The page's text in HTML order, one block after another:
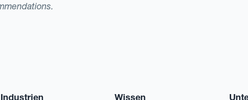
Industrien Wissen